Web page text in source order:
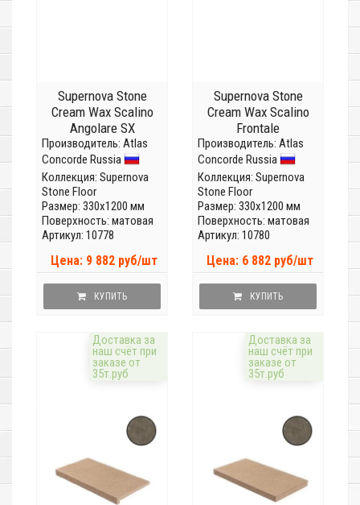
Supernova Stone
Cream Wax Scalino
Angolare SX
Производитель: Atlas
Concorde Russia
Коллекция: Supernova
Stone Floor
Размер: 330x1200 мм
Поверхность: матовая
Артикул: 10778
Цена: 9 882 руб/шт
КУПИТЬ
Supernova Stone
Cream Wax Scalino
Frontale
Производитель: Atlas
Concorde Russia
Коллекция: Supernova
Stone Floor
Размер: 330x1200 мм
Поверхность: матовая
Артикул: 10780
Цена: 6 882 руб/шт
КУПИТЬ
Доставка за
наш счёт при
заказе от
35т.руб
Доставка за
наш счёт при
заказе от
35т.руб